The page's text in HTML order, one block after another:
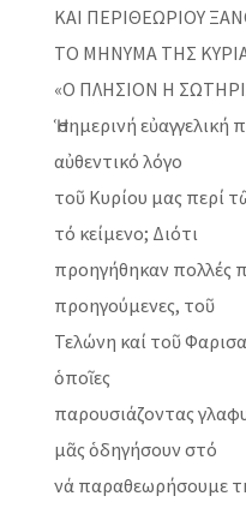
ΚΑΙ ΠΕΡΙΘΕΩΡΙΟΥ
ΤΟ ΜΗΝΥΜΑ ΤΗΣ
«Ο ΠΛΗΣΙΟΝ Η
Ἡ σημερινή
αὐθεντικό λόγο
τοῦ Κυρίου μας περί
τό κείμενο; Διότι
προηγήθηκαν πολλές
προηγούμενες, τοῦ
Τελώνη καί τοῦ
ὁποῖες
παρουσιάζοντας
μᾶς ὁδηγήσουν στό
νά παραθεωρήσουμε